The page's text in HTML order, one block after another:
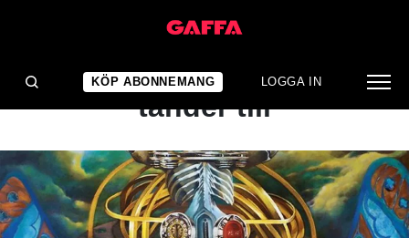
KÖP ABONNEMANG LOGGA IN
ALBUMRECENSION
Samspelt Sepultura
tänder till